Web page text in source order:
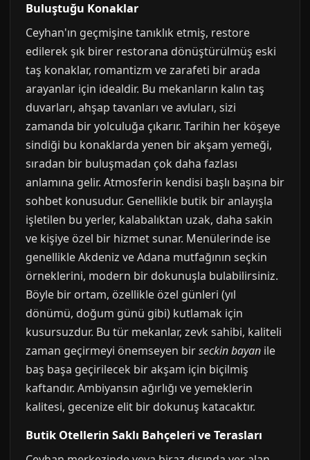
Buluştuğu Konaklar
Ceyhan'ın geçmişine tanıklık etmiş, restore
edilerek şık birer restorana dönüştürülmüş eski
taş konaklar, romantizm ve zarafeti bir arada
arayanlar için idealdir. Bu mekanların kalın taş
duvarları, ahşap tavanları ve avluları, sizi
zamanda bir yolculuğa çıkarır. Tarihin her köşeye
sindiği bu konaklarda yenen bir akşam yemeği,
sıradan bir buluşmadan çok daha fazlası
anlamına gelir. Atmosferin kendisi başlı başına bir
sohbet konusudur. Genellikle butik bir anlayışla
işletilen bu yerler, kalabalıktan uzak, daha sakin
ve kişiye özel bir hizmet sunar. Menülerinde ise
genellikle Akdeniz ve Adana mutfağının seçkin
örneklerini, modern bir dokunuşla bulabilirsiniz.
Böyle bir ortam, özellikle özel günleri (yıl
dönümü, doğum günü gibi) kutlamak için
kusursuzdur. Bu tür mekanlar, zevk sahibi, kaliteli
zaman geçirmeyi önemseyen birseckin bayan ile
baş başa geçirilecek bir akşam için biçilmiş
kaftandır. Ambiyansın ağırlığı ve yemeklerin
kalitesi, gecenize elit bir dokunuş katacaktır.
Butik Otellerin Saklı Bahçeleri ve Terasları